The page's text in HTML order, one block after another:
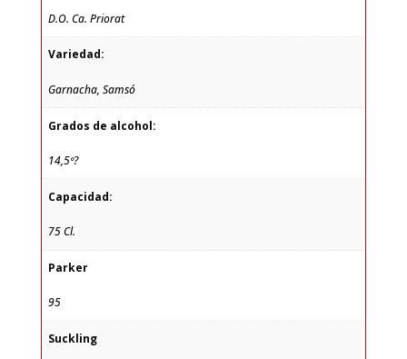
D.O. Ca. Priorat
Variedad:
Garnacha, Samsó
Grados de alcohol:
14,5º?
Capacidad:
75 Cl.
Parker
95
Suckling